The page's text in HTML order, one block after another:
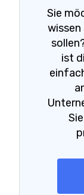
Sie
wissen
ist